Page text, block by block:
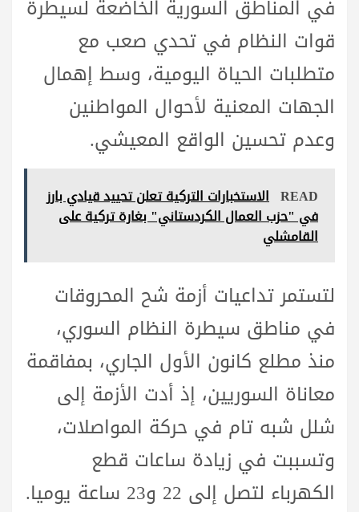
في المناطق السورية الخاضعة لسيطرة
قوات النظام في تحدي صعب مع
متطلبات الحياة اليومية، وسط إهمال
الجهات المعنية لأحوال المواطنين
وعدم تحسين الواقع المعيشي.
READ الاستخبارات التركية تعلن تحييد قيادي بارز
في "حزب العمال الكردستاني" بغارة تركية على
القامشلي
لتستمر تداعيات أزمة شح المحروقات
في مناطق سيطرة النظام السوري،
منذ مطلع كانون الأول الجاري، بمفاقمة
معاناة السوريين، إذ أدت الأزمة إلى
شلل شبه تام في حركة المواصلات،
وتسببت في زيادة ساعات قطع
الكهرباء لتصل إلى 22 و23 ساعة يوميا.